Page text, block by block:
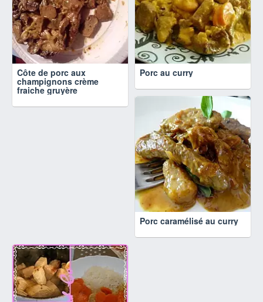
Côte de porc aux
champignons crème
fraiche gruyère
Porc au curry
Porc caramélisé au curry